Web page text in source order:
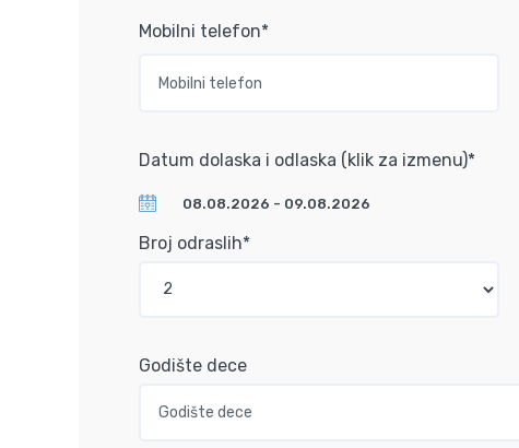
Mobilni telefon*
Datum dolaska i odlaska (klik za izmenu)*
Broj odraslih*
Godište dece